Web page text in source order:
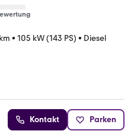
• 105 kW (143 PS) • Diesel
Kontakt Parken